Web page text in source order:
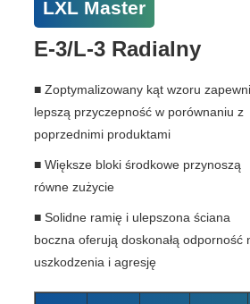
LXL Master
E-3/L-3 Radialny
■ Zoptymalizowany kąt wzoru
lepszą przyczepność w porównaniu z
poprzednimi produktami
■ Większe bloki środkowe przynoszą
równe zużycie
■ Solidne ramię i ulepszona ściana
boczna oferują doskonałą odporność
uszkodzenia i agresję